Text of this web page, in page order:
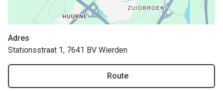
Online hulp & advies
Online bril kopen in maar 4 stappen
Adres
Stationsstraat 1, 7641 BV Wierden
Route